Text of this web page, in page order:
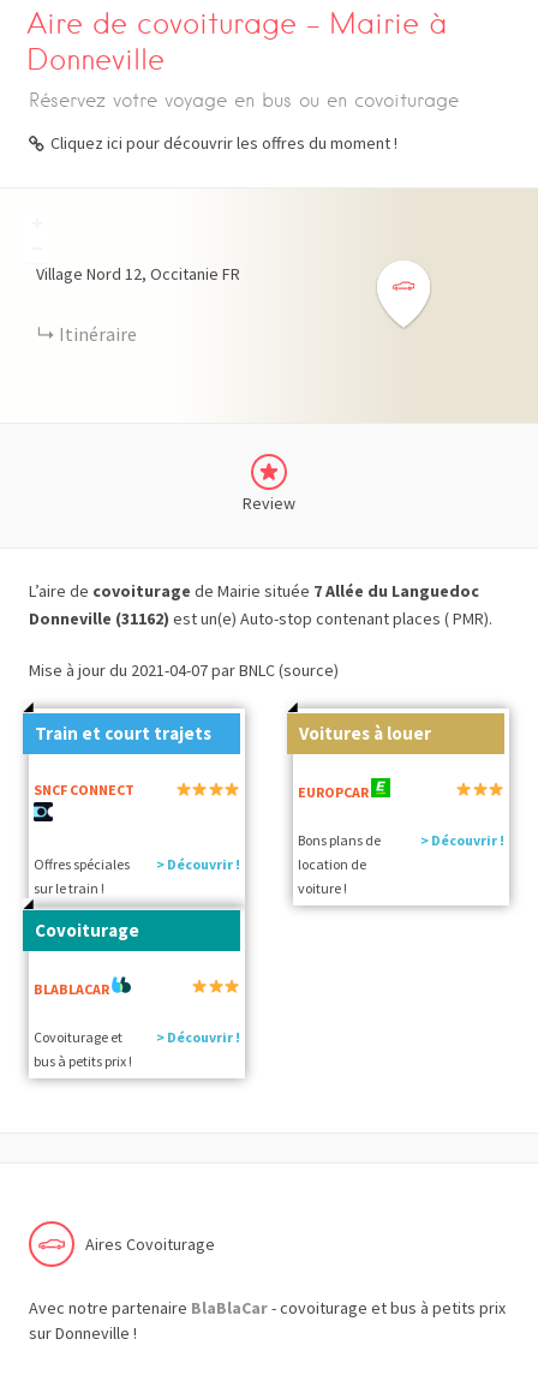
Aire de covoiturage – Mairie à
Donneville
Réservez votre voyage en bus ou en covoiturage
Cliquez ici pour découvrir les offres du moment !
Village Nord 12 Occitanie FR
Itinéraire
Review
L’aire de covoiturage de Mairie située 7 Allée du Languedoc
Donneville (31162) est un(e) Auto-stop contenant places ( PMR).
Mise à jour du 2021-04-07 par BNLC (source)
Train et court trajets
SNCF CONNECT
Offres spéciales
sur le train !
> Découvrir !
Voitures à louer
EUROPCAR
Bons plans de
location de
voiture !
> Découvrir !
Covoiturage
BLABLACAR
Covoiturage et
bus à petits prix !
> Découvrir !
Aires Covoiturage
Avec notre partenaire BlaBlaCar- covoiturage et bus à petits prix
sur Donneville !